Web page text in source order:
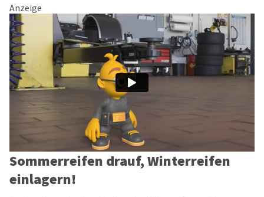
Anzeige
Sommerreifen drauf, Winterreifen
einlagern!